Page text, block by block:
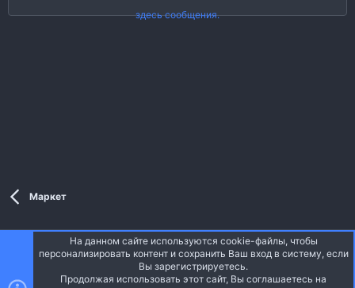
здесь сообщения.
Маркет
Style and add-ons by ThemeHouse
Перевод от Jumuro ®
Запросы 14 Время 0.0655s Память 3.64MB
На данном сайте используются cookie-файлы, чтобы
персонализировать контент и сохранить Ваш вход в систему, если
Вы зарегистрируетесь.
Продолжая использовать этот сайт, Вы соглашаетесь на